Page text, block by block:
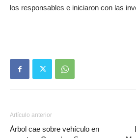
los responsables e iniciaron con las
Artículo anterior
Árbol cae sobre vehículo en